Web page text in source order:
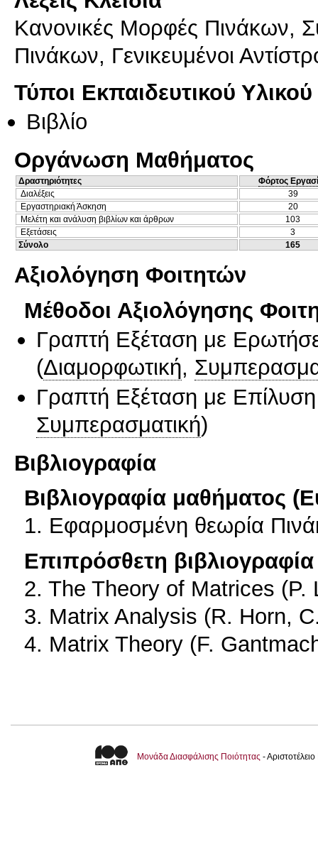
Κανονικές Μορφές Πινάκων,
Πινάκων, Γενικευμένοι
Τύποι Εκπαιδευτικού Υλικού
Βιβλίο
Οργάνωση Μαθήματος
Δραστηριότητες
Φόρτος
Διαλέξεις
39
Εργαστηριακή Άσκηση
20
Μελέτη και ανάλυση βιβλίων και άρθρων
103
Εξετάσεις
3
Σύνολο
165
Αξιολόγηση Φοιτητών
Μέθοδοι Αξιολόγησης
Γραπτή Εξέταση με
(Διαμορφωτική,
Γραπτή Εξέταση με
Συμπερασματική)
Βιβλιογραφία
Βιβλιογραφία μαθήματος
1. Εφαρμοσμένη θεωρία
Επιπρόσθετη βιβλιογραφία
2. The Theory of Matrices
3. Matrix Analysis (R. Horn,
4. Matrix Theory (F.
Μονάδα Διασφάλισης Ποιότητας -